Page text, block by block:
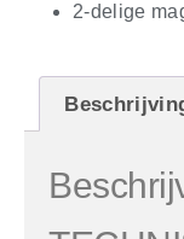
2-delige